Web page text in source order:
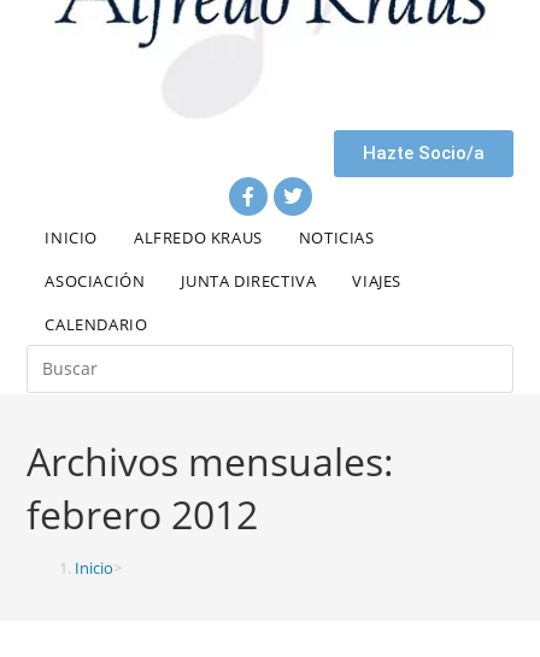
Hazte Socio/a
INICIO ALFREDO KRAUS
NOTICIAS
ASOCIACIÓN
JUNTA DIRECTIVA
VIAJES
CALENDARIO
Archivos mensuales:
febrero 2012
Inicio>